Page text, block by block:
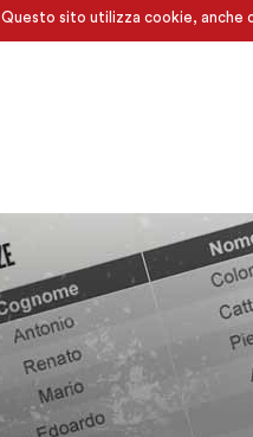
Questo sito utilizza cookie, anche